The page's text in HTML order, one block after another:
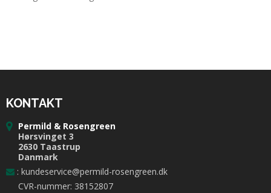
KONTAKT
Permild & Rosengreen
Hørsvinget 3
2630 Taastrup
Danmark
: kundeservice@permild-rosengreen.dk
CVR-nummer: 38152807